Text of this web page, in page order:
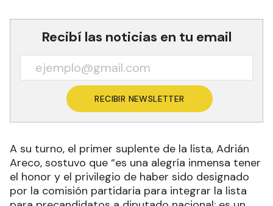
Recibí las noticias en tu email
RECIBIR NEWSLETTER
A su turno, el primer suplente de la lista, Adrián
Areco, sostuvo que “es una alegría inmensa tener
el honor y el privilegio de haber sido designado
por la comisión partidaria para integrar la lista